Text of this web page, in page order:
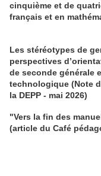
cinquième et de
français et en
Les stéréotypes de
perspectives
de seconde générale
technologique (Note
la DEPP - mai 2026)
"Vers la fin des
(article du Café